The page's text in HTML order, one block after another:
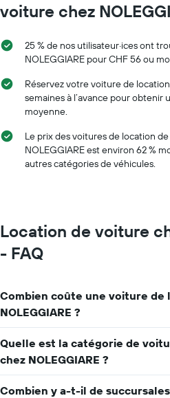
voiture chez
25 % de nos utilisateur·ices ont
NOLEGGIARE pour CHF 56 ou
Réservez votre voiture de location
semaines à l’avance pour obtenir
moyenne.
Le prix des voitures de location
NOLEGGIARE est environ 62 %
autres catégories de véhicules.
Location de voiture
- FAQ
Combien coûte une voiture de
NOLEGGIARE ?
Quelle est la catégorie de
chez NOLEGGIARE ?
Combien y a-t-il de succursales